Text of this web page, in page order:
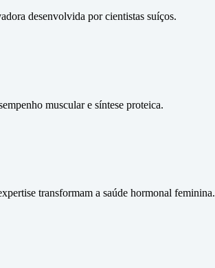
desenvolvida por cientistas suíços.
muscular e síntese proteica.
transformam a saúde hormonal feminina.